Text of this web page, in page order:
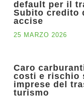
default per il
Subito credito
accise
25 MARZO 2026
Caro
costi e rischio
imprese del
turismo